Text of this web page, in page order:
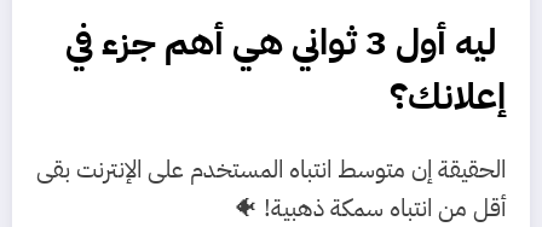
ليه أول 3 ثواني هي أهم جزء في
إعلانك؟
الحقيقة إن متوسط انتباه المستخدم على الإنترنت بقى
أقل من انتباه سمكة ذهبية! 🐠